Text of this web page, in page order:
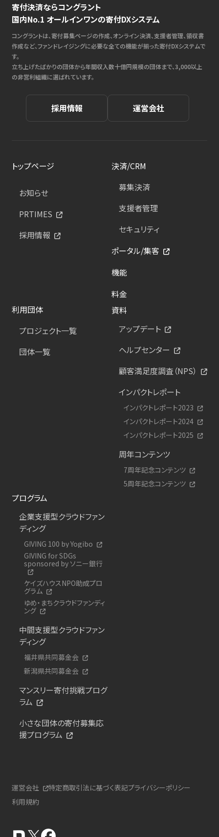
寄付決済ならコングラント
国内No.1 オールインワンの寄付DXシステム
コングラントは、寄付募集ページの作成、オンライン決済、支援者管理、領収書
作成など、ファンドレイジングに必要な全ての機能が揃った寄付DXシステムで
す。
立ち上げたばかりの団体から年間収入数十億円規模の団体まで、3,000以上
の非営利組織に選ばれています。
採用情報 運営会社
トップページ
お知らせ
PRTIMES
採用情報
決済/CRM
募集決済
支援者管理
セキュリティ
ポータル/集客
機能
料金
利用団体
プロジェクト一覧
団体一覧
資料
アップデート
ヘルプセンター
顧客満足度調査（NPS）
インパクトレポート
インパクトレポート2023
インパクトレポート2024
インパクトレポート2025
周年コンテンツ
7周年記念コンテンツ
5周年記念コンテンツ
プログラム
企業支援型クラウドファン
ディング
GIVING 100 by Yogibo
GIVING for SDGs
sponsored by ソニー銀行
ケイズハウスNPO助成プロ
グラム
ゆめ・まちクラウドファンディ
ング
中間支援型クラウドファン
ディング
福井県共同募金会
新潟県共同募金会
マンスリー寄付挑戦プログ
ラム
小さな団体の寄付募集応
援プログラム
運営会社 特定商取引法に基づく表記プライバシーポリシー
利用規約